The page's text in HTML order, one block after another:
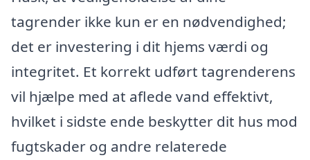
tagrender ikke kun er en nødvendighed;
det er investering i dit hjems værdi og
integritet. Et korrekt udført tagrenderens
vil hjælpe med at aflede vand effektivt,
hvilket i sidste ende beskytter dit hus mod
fugtskader og andre relaterede